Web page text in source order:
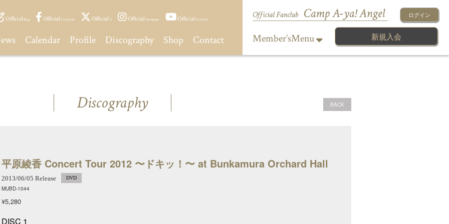
OfficialBlog Official Facebook Official X Official Instagram OfficialYouTube
Calendar Profile Discography Shop Contact
ログイン
Member’sMenu 新規入会
Discography BACK
平原綾香 Concert Tour 2012 〜ドキッ！〜 at Bunkamura Orchard Hall
2013/06/05 Release DVD
MUBD-1044
¥5,280
DISC 1